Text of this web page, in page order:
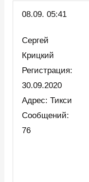
08.09. 05:41
Сергей
Крицкий
Регистрация:
30.09.2020
Адрес: Тикси
Сообщений:
76